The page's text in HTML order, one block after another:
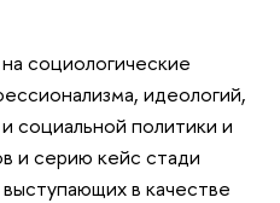
социологические
идеологий,
социальной политики и
и серию кейс стади
в качестве